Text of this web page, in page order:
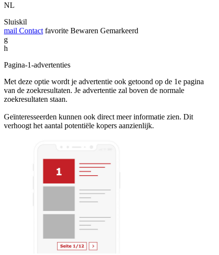
NL
Sluiskil
mail Contact favorite Bewaren Gemarkeerd
g
h
Pagina-1-advertenties
Met deze optie wordt je advertentie ook getoond op de 1e pagina
van de zoekresultaten. Je advertentie zal boven de normale
zoekresultaten staan.
Geïnteresseerden kunnen ook direct meer informatie zien. Dit
verhoogt het aantal potentiële kopers aanzienlijk.